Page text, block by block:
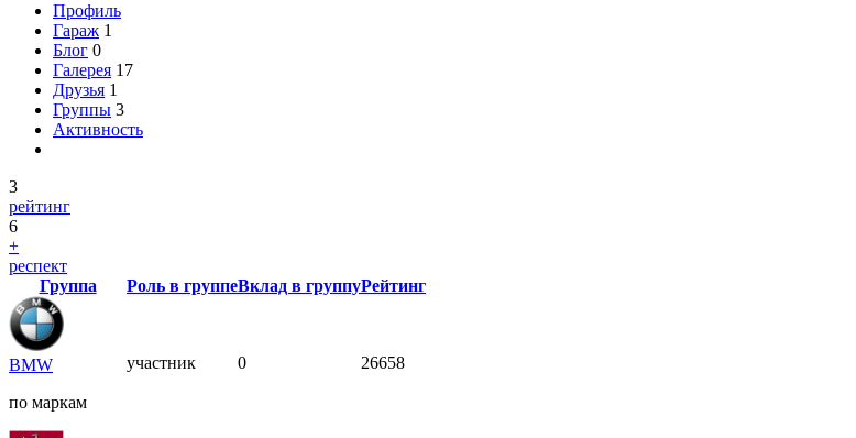
Профиль
Гараж 1
Блог 0
Галерея 17
Друзья 1
Группы 3
Активность
3
рейтинг
6
+
респект
Группа
Роль в группеВклад в группуРейтинг
BMW
по маркам
участник 0 26658